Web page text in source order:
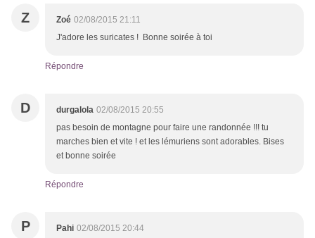
Z Zoé 02/08/2015 21:11
J'adore les suricates ! Bonne soirée à toi
Répondre
D durgalola 02/08/2015 20:55
pas besoin de montagne pour faire une randonnée !!! tu
marches bien et vite ! et les lémuriens sont adorables. Bises
et bonne soirée
Répondre
P Pahi 02/08/2015 20:44